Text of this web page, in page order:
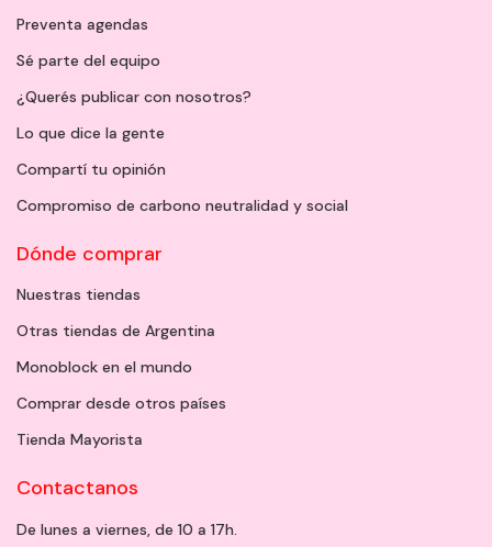
Preventa agendas
Sé parte del equipo
¿Querés publicar con nosotros?
Lo que dice la gente
Compartí tu opinión
Compromiso de carbono neutralidad y social
Dónde comprar
Nuestras tiendas
Otras tiendas de Argentina
Monoblock en el mundo
Comprar desde otros países
Tienda Mayorista
Contactanos
De lunes a viernes, de 10 a 17h.